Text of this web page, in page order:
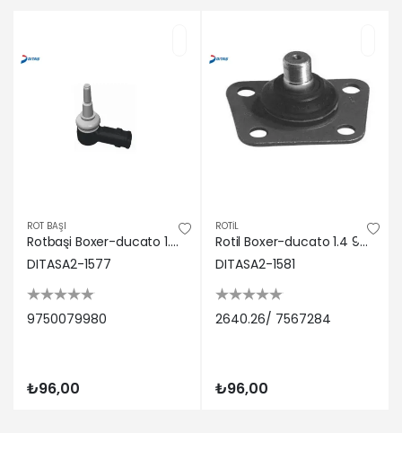
ROT BAŞI
Rotbaşi Boxer-ducato 1.4 81-94 Ditas 9750079980 PEUGEOT, CITROEN, FIAT
DITASA2-1577
9750079980
₺96,00
ROTİL
Rotil Boxer-ducato 1.4 94-< Ditas 2640.26/ 7567284 PEUGEOT, CITROEN, FIAT
DITASA2-1581
2640.26/ 7567284
₺96,00